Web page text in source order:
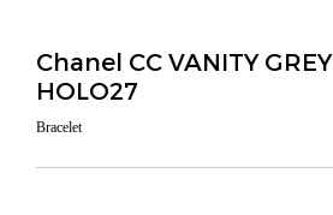
Chanel CC VANITY
HOLO27
Bracelet